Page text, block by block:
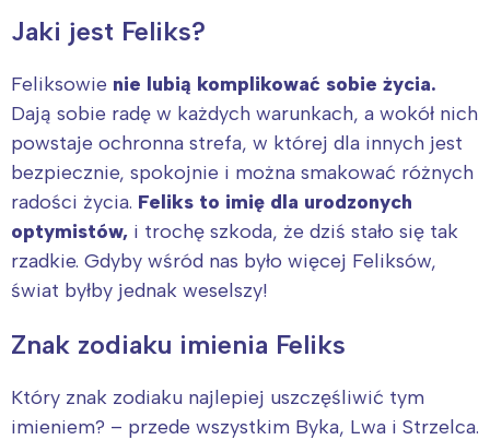
Jaki jest Feliks?
Feliksowie nie lubią komplikować sobie życia.
Dają sobie radę w każdych warunkach, a wokół nich
powstaje ochronna strefa, w której dla innych jest
bezpiecznie, spokojnie i można smakować różnych
radości życia. Feliks to imię dla urodzonych
optymistów, i trochę szkoda, że dziś stało się tak
rzadkie. Gdyby wśród nas było więcej Feliksów,
świat byłby jednak weselszy!
Znak zodiaku imienia Feliks
Który znak zodiaku najlepiej uszczęśliwić tym
imieniem? – przede wszystkim Byka, Lwa i Strzelca.